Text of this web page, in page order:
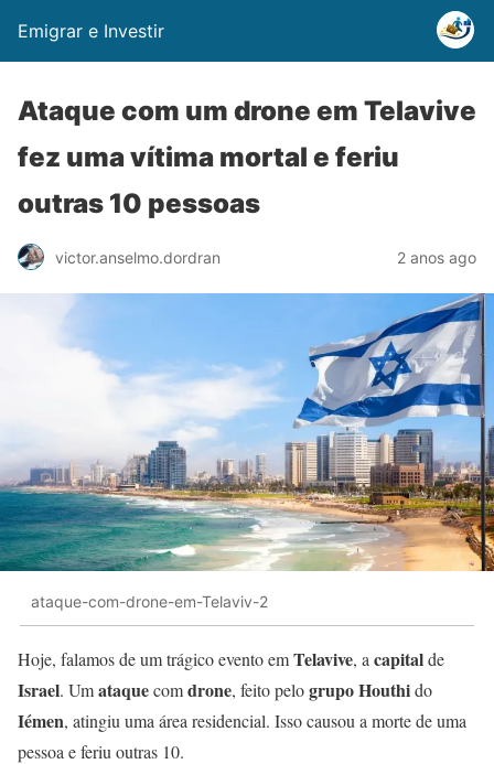
Emigrar e Investir
Ataque com um drone em Telavive
fez uma vítima mortal e feriu
outras 10 pessoas
victor.anselmo.dordran 2 anos ago
ataque-com-drone-em-Telaviv-2
Hoje, falamos de um trágico evento emTelavive, a capitalde
Israel. Umataquecomdrone, feito pelogrupo Houthido
Iémen, atingiu uma área residencial. Isso causou a morte de uma
pessoa e feriu outras 10.